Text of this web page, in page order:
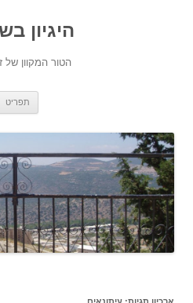
היגיון
הטור המקוון של
תפריט